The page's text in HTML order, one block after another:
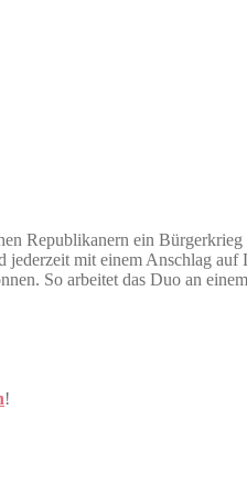
Republikanern ein
jederzeit mit einem Anschlag
So arbeitet das Duo an
!